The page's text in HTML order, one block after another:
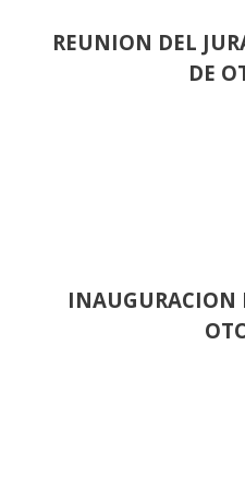
REUNION DEL
DE
INAUGURACION